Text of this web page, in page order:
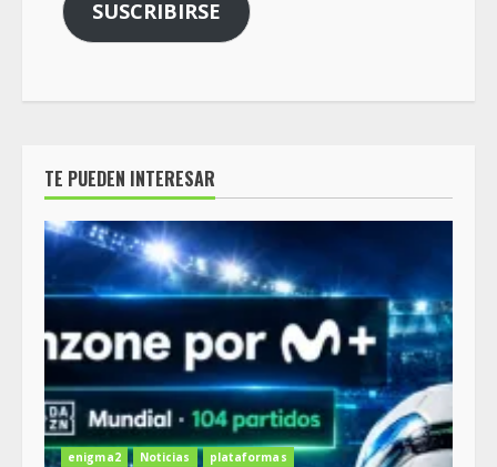
SUSCRIBIRSE
TE PUEDEN INTERESAR
enigma2 Noticias
plataformas